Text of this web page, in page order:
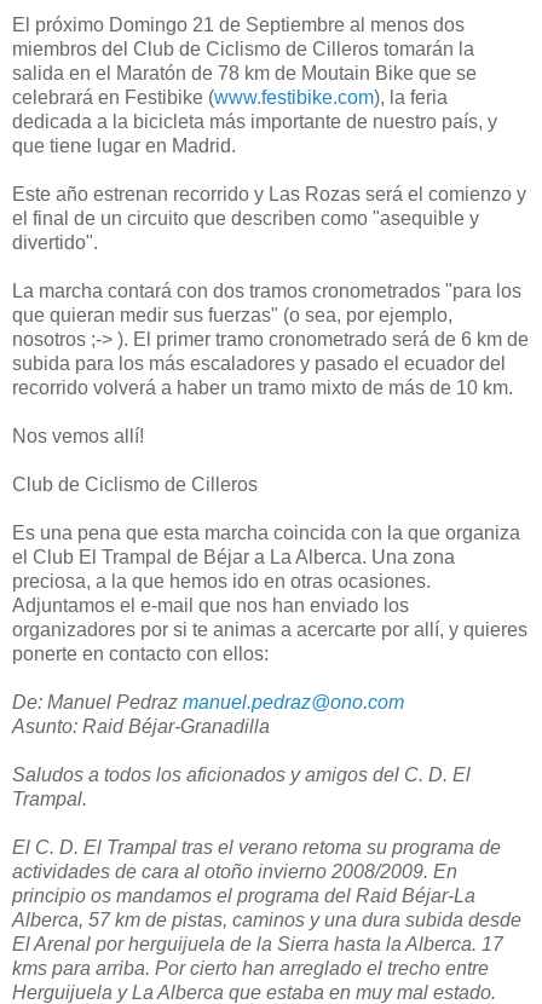
El próximo Domingo 21 de Septiembre al menos dos
miembros del Club de Ciclismo de Cilleros tomarán la
salida en el Maratón de 78 km de Moutain Bike que se
celebrará en Festibike (www.festibike.com), la feria
dedicada a la bicicleta más importante de nuestro país, y
que tiene lugar en Madrid.
Este año estrenan recorrido y Las Rozas será el comienzo y
el final de un circuito que describen como "asequible y
divertido".
La marcha contará con dos tramos cronometrados "para los
que quieran medir sus fuerzas" (o sea, por ejemplo,
nosotros ;-> ). El primer tramo cronometrado será de 6 km de
subida para los más escaladores y pasado el ecuador del
recorrido volverá a haber un tramo mixto de más de 10 km.
Nos vemos allí!
Club de Ciclismo de Cilleros
Es una pena que esta marcha coincida con la que organiza
el Club El Trampal de Béjar a La Alberca. Una zona
preciosa, a la que hemos ido en otras ocasiones.
Adjuntamos el e-mail que nos han enviado los
organizadores por si te animas a acercarte por allí, y quieres
ponerte en contacto con ellos:
De: Manuel Pedraz manuel.pedraz@ono.com
Asunto: Raid Béjar-Granadilla
Saludos a todos los aficionados y amigos del C. D. El
Trampal.
El C. D. El Trampal tras el verano retoma su programa de
actividades de cara al otoño invierno 2008/2009. En
principio os mandamos el programa del Raid Béjar-La
Alberca, 57 km de pistas, caminos y una dura subida desde
El Arenal por herguijuela de la Sierra hasta la Alberca. 17
kms para arriba. Por cierto han arreglado el trecho entre
Herguijuela y La Alberca que estaba en muy mal estado.